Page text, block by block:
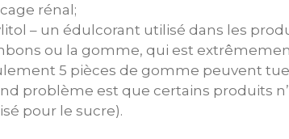
rénal;
– un édulcorant utilisé dans les
ou la gomme, qui est
5 pièces de gomme peuvent
problème est que certains produits
pour le sucre).